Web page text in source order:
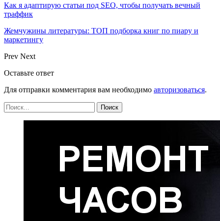
Как я адаптирую статьи под SEO, чтобы получать вечный
траффик
Жемчужины литературы: ТОП подборка книг по пиару и
маркетингу
Prev Next
Оставьте ответ
Для отправки комментария вам необходимо авторизоваться.